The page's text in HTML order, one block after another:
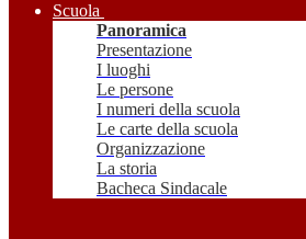
Scuola
Panoramica
Presentazione
I luoghi
Le persone
I numeri della scuola
Le carte della scuola
Organizzazione
La storia
Bacheca Sindacale